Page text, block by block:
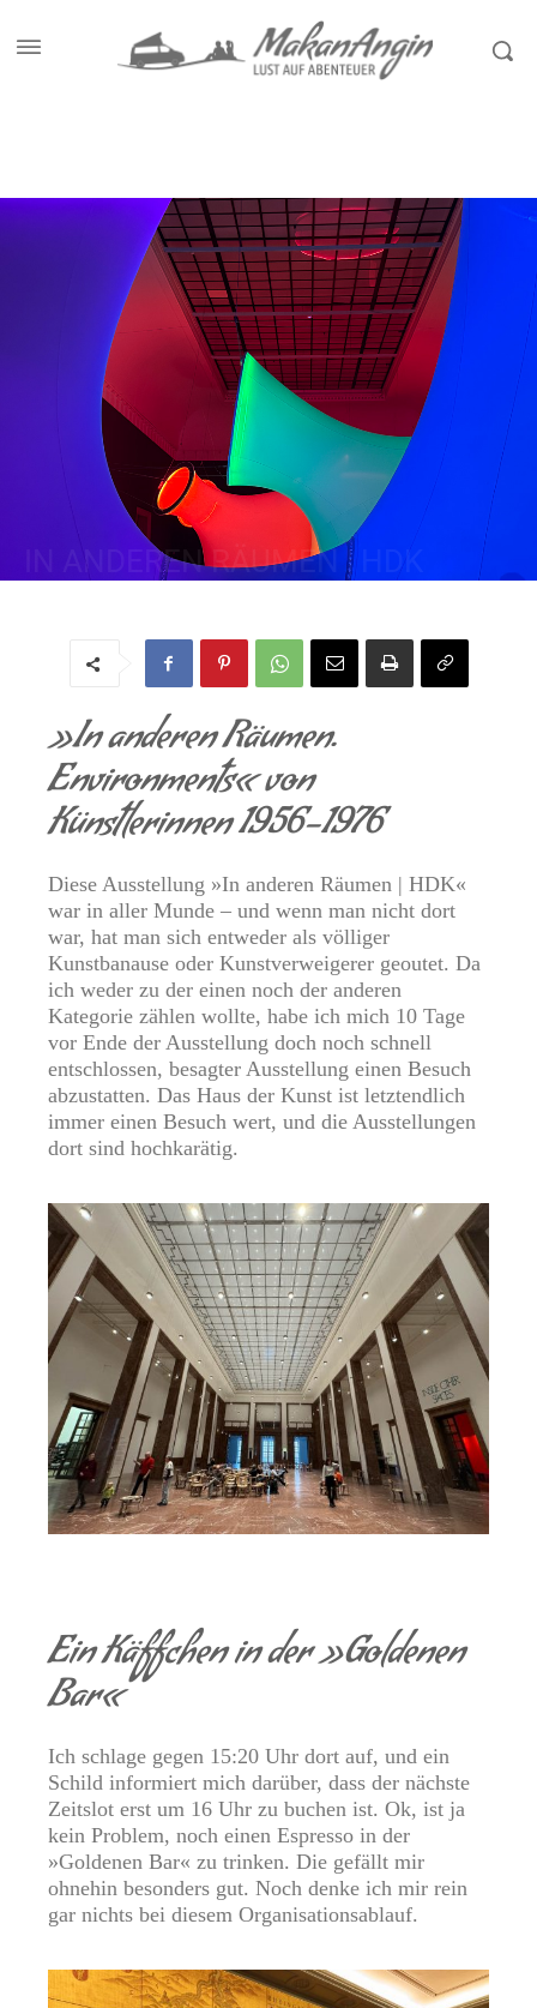
IN ANDEREN RÄUMEN | HDK
»In anderen Räumen.
Environments« von
Künstlerinnen 1956–1976
Diese Ausstellung »In anderen Räumen | HDK«
war in aller Munde – und wenn man nicht dort
war, hat man sich entweder als völliger
Kunstbanause oder Kunstverweigerer geoutet. Da
ich weder zu der einen noch der anderen
Kategorie zählen wollte, habe ich mich 10 Tage
vor Ende der Ausstellung doch noch schnell
entschlossen, besagter Ausstellung einen Besuch
abzustatten. Das Haus der Kunst ist letztendlich
immer einen Besuch wert, und die Ausstellungen
dort sind hochkarätig.
Ein Käffchen in der »Goldenen
Bar«
Ich schlage gegen 15:20 Uhr dort auf, und ein
Schild informiert mich darüber, dass der nächste
Zeitslot erst um 16 Uhr zu buchen ist. Ok, ist ja
kein Problem, noch einen Espresso in der
»Goldenen Bar« zu trinken. Die gefällt mir
ohnehin besonders gut. Noch denke ich mir rein
gar nichts bei diesem Organisationsablauf.